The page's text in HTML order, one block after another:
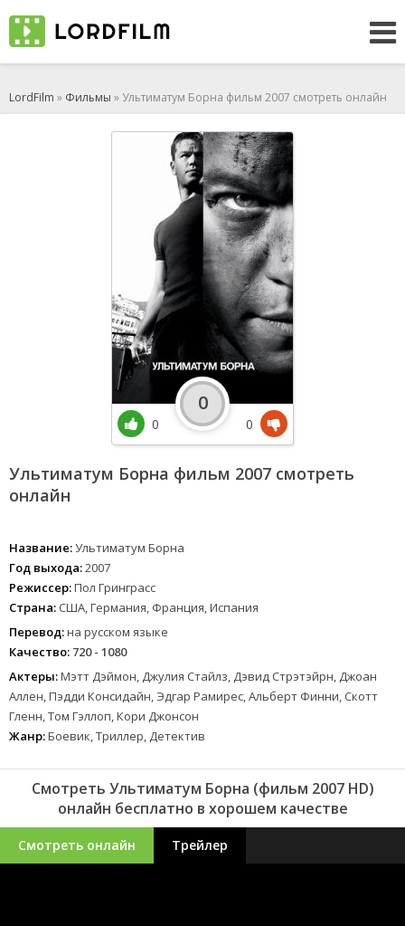
LordFilm » Фильмы » Ультиматум Борна фильм 2007 смотреть онлайн
Ультиматум Борна фильм 2007 смотреть
онлайн
Название:Ультиматум Борна
Год выхода:2007
Режиссер:Пол Гринграсс
Страна: США, Германия, Франция, Испания
Перевод:на русском языке
Качество: 720 - 1080
Актеры:Мэтт Дэймон, Джулия Стайлз, Дэвид Стрэтэйрн, Джоан
Аллен, Пэдди Консидайн, Эдгар Рамирес, Альберт Финни, Скотт
Гленн, Том Гэллоп, Кори Джонсон
Жанр:Боевик, Триллер, Детектив
0
0
0
Смотреть Ультиматум Борна (фильм 2007 HD)
онлайн бесплатно в хорошем качестве
Смотреть онлайн Трейлер